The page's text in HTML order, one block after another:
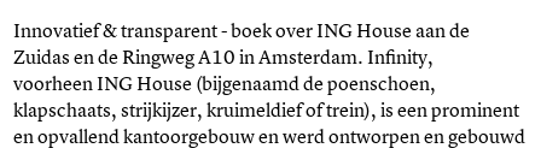
Innovatief & transparent - boek over ING House aan de
Zuidas en de Ringweg A10 in Amsterdam. Infinity,
voorheen INGHouse (bijgenaamd de poenschoen,
klapschaats, strijkijzer, kruimeldief of trein), is een prominent
en opvallend kantoorgebouw en werd ontworpen en gebouwd